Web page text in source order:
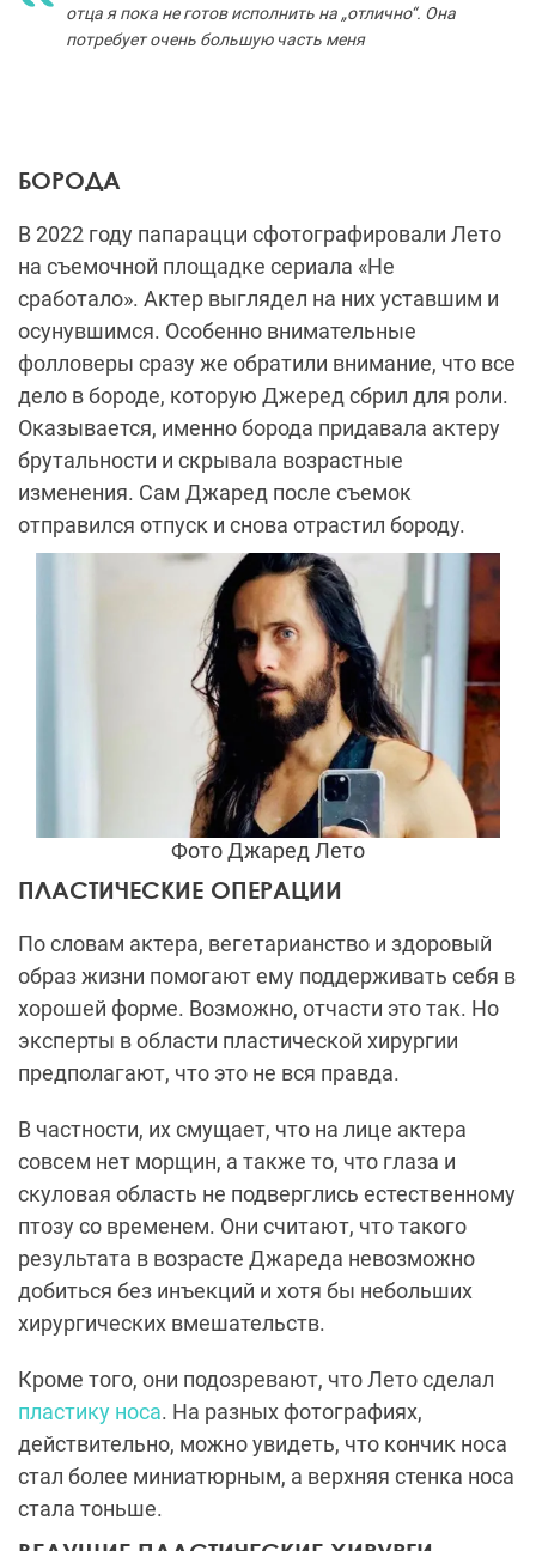
отца я пока не готов исполнить на „отлично“. Она
потребует очень большую часть меня
БОРОДА
В 2022 году папарацци сфотографировали Лето
на съемочной площадке сериала «Не
сработало». Актер выглядел на них уставшим и
осунувшимся. Особенно внимательные
фолловеры сразу же обратили внимание, что все
дело в бороде, которую Джеред сбрил для роли.
Оказывается, именно борода придавала актеру
брутальности и скрывала возрастные
изменения. Сам Джаред после съемок
отправился отпуск и снова отрастил бороду.
Фото Джаред Лето
ПЛАСТИЧЕСКИЕ ОПЕРАЦИИ
По словам актера, вегетарианство и здоровый
образ жизни помогают ему поддерживать себя в
хорошей форме. Возможно, отчасти это так. Но
эксперты в области пластической хирургии
предполагают, что это не вся правда.
В частности, их смущает, что на лице актера
совсем нет морщин, а также то, что глаза и
скуловая область не подверглись естественному
птозу со временем. Они считают, что такого
результата в возрасте Джареда невозможно
добиться без инъекций и хотя бы небольших
хирургических вмешательств.
Кроме того, они подозревают, что Лето сделал
пластику носа. На разных фотографиях,
действительно, можно увидеть, что кончик носа
стал более миниатюрным, а верхняя стенка носа
стала тоньше.